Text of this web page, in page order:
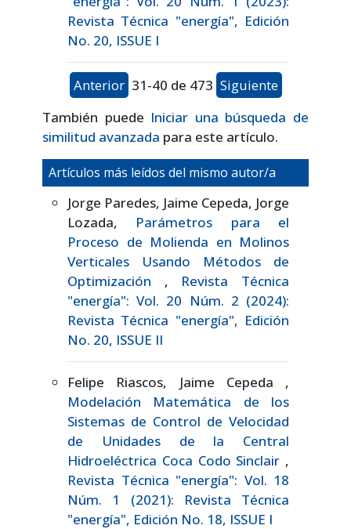
Revista Técnica "energía", Edición
No. 20, ISSUE I
Anterior 31-40 de 473 Siguiente
También puede Iniciar una búsqueda de
similitud avanzada para este artículo.
Artículos más leídos del mismo autor/a
Jorge Paredes, Jaime Cepeda, Jorge
Lozada, Parámetros para el
Proceso de Molienda en Molinos
Verticales Usando Métodos de
Optimización , Revista Técnica
"energía": Vol. 20 Núm. 2 (2024):
Revista Técnica "energía", Edición
No. 20, ISSUE II
Felipe Riascos, Jaime Cepeda ,
Modelación Matemática de los
Sistemas de Control de Velocidad
de Unidades de la Central
Hidroeléctrica Coca Codo Sinclair ,
Revista Técnica "energía": Vol. 18
Núm. 1 (2021): Revista Técnica
"energía", Edición No. 18, ISSUE I